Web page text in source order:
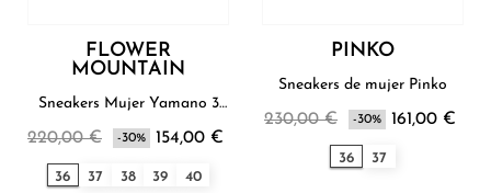
FLOWER
MOUNTAIN
Sneakers Mujer Yamano 3
220,00 € -30% 154,00 €
36 37 38 39 40
PINKO
Sneakers de mujer Pinko
230,00 € -30% 161,00 €
36 37